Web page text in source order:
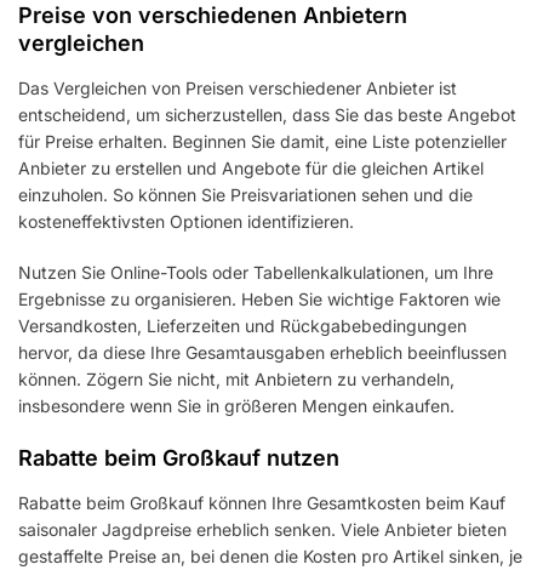
Preise von verschiedenen Anbietern
vergleichen
Das Vergleichen von Preisen verschiedener Anbieter ist
entscheidend, um sicherzustellen, dass Sie das beste Angebot
für Preise erhalten. Beginnen Sie damit, eine Liste potenzieller
Anbieter zu erstellen und Angebote für die gleichen Artikel
einzuholen. So können Sie Preisvariationen sehen und die
kosteneffektivsten Optionen identifizieren.
Nutzen Sie Online-Tools oder Tabellenkalkulationen, um Ihre
Ergebnisse zu organisieren. Heben Sie wichtige Faktoren wie
Versandkosten, Lieferzeiten und Rückgabebedingungen
hervor, da diese Ihre Gesamtausgaben erheblich beeinflussen
können. Zögern Sie nicht, mit Anbietern zu verhandeln,
insbesondere wenn Sie in größeren Mengen einkaufen.
Rabatte beim Großkauf nutzen
Rabatte beim Großkauf können Ihre Gesamtkosten beim Kauf
saisonaler Jagdpreise erheblich senken. Viele Anbieter bieten
gestaffelte Preise an, bei denen die Kosten pro Artikel sinken, je